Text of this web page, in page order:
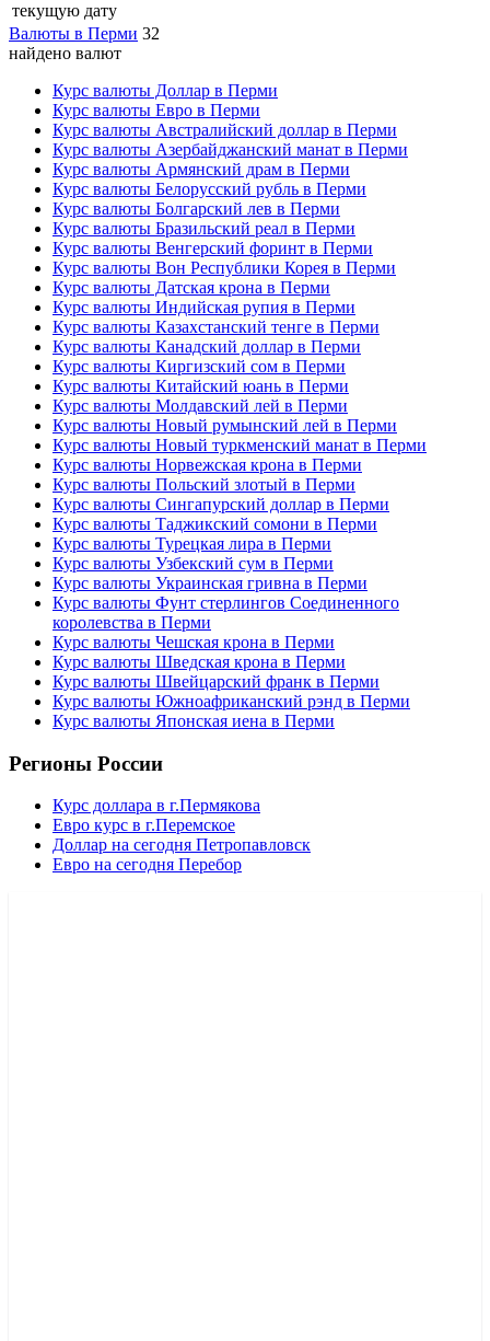
текущую дату
Валюты в Перми 32
найдено валют
Курс валюты Доллар в Перми
Курс валюты Евро в Перми
Курс валюты Австралийский доллар в Перми
Курс валюты Азербайджанский манат в Перми
Курс валюты Армянский драм в Перми
Курс валюты Белорусский рубль в Перми
Курс валюты Болгарский лев в Перми
Курс валюты Бразильский реал в Перми
Курс валюты Венгерский форинт в Перми
Курс валюты Вон Республики Корея в Перми
Курс валюты Датская крона в Перми
Курс валюты Индийская рупия в Перми
Курс валюты Казахстанский тенге в Перми
Курс валюты Канадский доллар в Перми
Курс валюты Киргизский сом в Перми
Курс валюты Китайский юань в Перми
Курс валюты Молдавский лей в Перми
Курс валюты Новый румынский лей в Перми
Курс валюты Новый туркменский манат в Перми
Курс валюты Норвежская крона в Перми
Курс валюты Польский злотый в Перми
Курс валюты Сингапурский доллар в Перми
Курс валюты Таджикский сомони в Перми
Курс валюты Турецкая лира в Перми
Курс валюты Узбекский сум в Перми
Курс валюты Украинская гривна в Перми
Курс валюты Фунт стерлингов Соединенного
королевства в Перми
Курс валюты Чешская крона в Перми
Курс валюты Шведская крона в Перми
Курс валюты Швейцарский франк в Перми
Курс валюты Южноафриканский рэнд в Перми
Курс валюты Японская иена в Перми
Регионы России
Курс доллара в г.Пермякова
Евро курс в г.Перемское
Доллар на сегодня Петропавловск
Евро на сегодня Перебор